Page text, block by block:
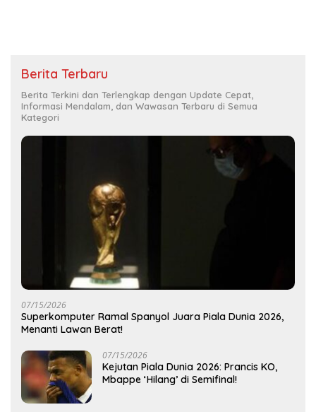
Berita Terbaru
Berita Terkini dan Terlengkap dengan Update Cepat,
Informasi Mendalam, dan Wawasan Terbaru di Semua
Kategori
07/15/2026
Superkomputer Ramal Spanyol Juara Piala Dunia 2026,
Menanti Lawan Berat!
07/15/2026
Kejutan Piala Dunia 2026: Prancis KO,
Mbappe ‘Hilang’ di Semifinal!